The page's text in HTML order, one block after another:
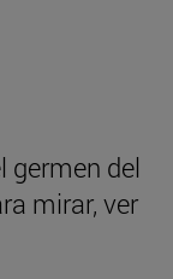
germen del
mirar, ver